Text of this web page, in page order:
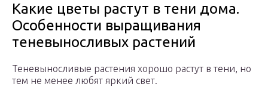
Какие цветы растут в тени дома.
Особенности выращивания
теневыносливых растений
Теневыносливые растения хорошо растут в тени, но
тем не менее любят яркий свет.